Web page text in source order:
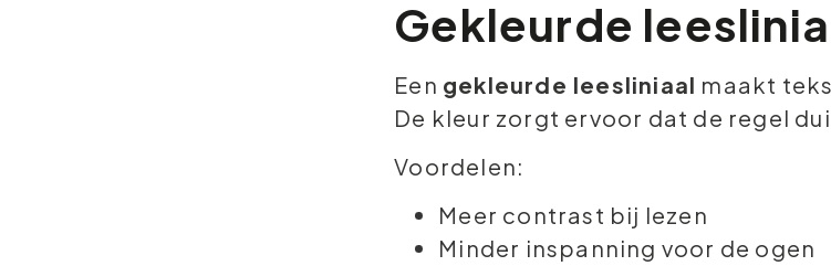
Gekleurde
Een gekleurde leesliniaal maakt
De kleur zorgt ervoor dat de regel
Voordelen:
Meer contrast bij lezen
Minder inspanning voor de ogen